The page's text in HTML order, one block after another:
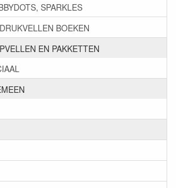
SPARKLES
BOEKEN
EN PAKKETTEN